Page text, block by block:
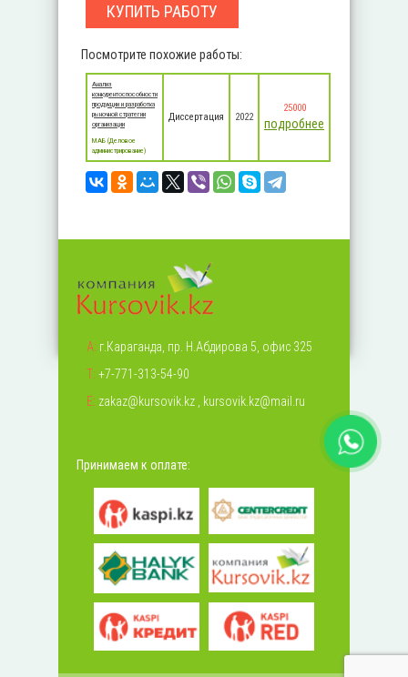
КУПИТЬ РАБОТУ
Посмотрите похожие работы:
Анализ
конкурентоспособности
продукции и разработка
рыночной стратегии
организации
MАБ (Деловое
администрирование)
Диссертация 2022
25000
подробнее
А: г.Караганда, пр. Н.Абдирова 5, офис 325
Т: +7-771-313-54-90
Е: zakaz@kursovik.kz , kursovik.kz@mail.ru
Принимаем к оплате: